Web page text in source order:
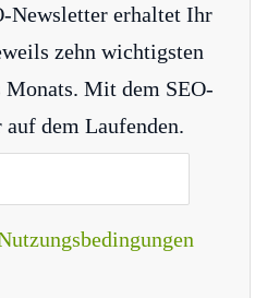
Newsletter erhaltet Ihr
zehn wichtigsten
Monats. Mit dem SEO-
dem Laufenden.